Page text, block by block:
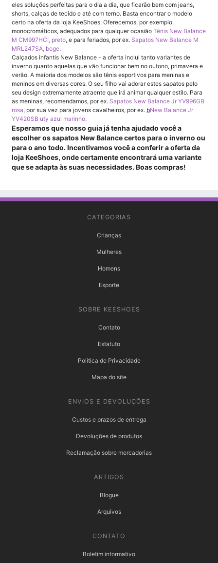
eles soluções perfeitas para o dia a dia, que ficarão bem com jeans,
shorts, calças de tecido e até com terno. Basta encontrar o modelo
certo na oferta da loja KeeShoes. Oferecemos, por exemplo,
monocromáticos, adequados para qualquer ocasião Tênis New Balance
M CM997HCI, preto, e para feriados, por ex. Sapatos New Balance M
MRL247SA, bege.
Calçados infantis New Balance - a oferta inclui tanto variantes de
inverno quanto aquelas que vão funcionar bem no outono, primavera e
verão. A maioria dos modelos são tênis esportivos para meninas e
meninos em diversas cores. O seu filho vai adorar estes sapatos pelo
seu design extremamente atraente que irá animar qualquer estilo. Para
as meninas, recomendamos, por ex. Sapatos New Balance Jr YV996GB
rosa, por sua vez para jovens cavalheiros, por ex. bNew Balance Jr
YV420SB uty azul marinho.
Esperamos que nosso guia já tenha ajudado você a
escolher os sapatos New Balance certos para o inverno ou
para o ano todo. Incentivamos você a conferir a oferta da
loja KeeShoes, onde certamente encontrará uma variante
que se adapta às suas necessidades. Boas compras!
CATEGORIAS
Crianças
Mulheres
Homens
Esporte
SOBRE KEESHOES
Contato
Estatuto
Política de Privacidade
Mapa do site
ENVIOS E DEVOLUÇÕES
Custos e prazos de entrega
Devoluções de produtos
Reclamação sobre mercadorias
ARTIGOS
Blogue
Arquivos
CONTATO
Boletim informativo